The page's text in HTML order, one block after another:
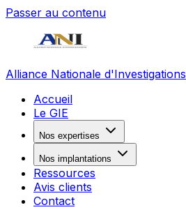
Passer au contenu
Alliance Nationale d'Investigations
Accueil
Le GIE
Nos expertises
Nos implantations
Ressources
Avis clients
Contact